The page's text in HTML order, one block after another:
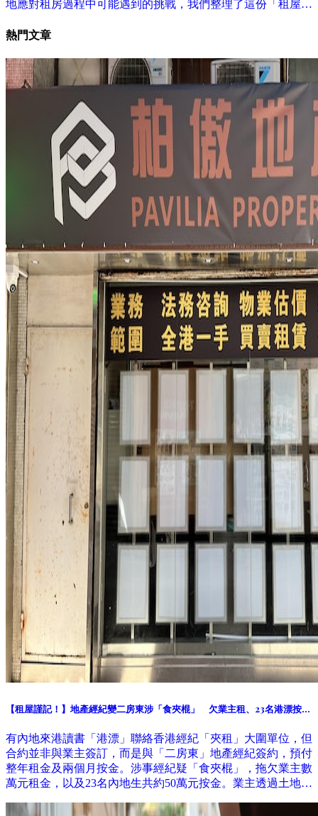
地應對租房過程中可能遇到的挑戰，我們整理了這份「租屋懶
南，能夠為大家在租房過程中提供一些實用的建議和幫助。
熱門文章
【租屋謹記！】地產經紀變二房東涉「食夾棍」 欠業主租、23名港漂按金
有內地來港讀書「港漂」聯絡香港經紀「夾租」大圍單位，但
合約並非與業主簽訂，而是與「二房東」地產經紀簽約，預付
整年租金及兩個月按金。涉事經紀疑「食夾棍」，拖欠業主數
萬元租金，以及23名內地生共約50萬元按金。業主透過土地審
已人去留空，警方列求警協助。地產代理監管局稱曾收到相關